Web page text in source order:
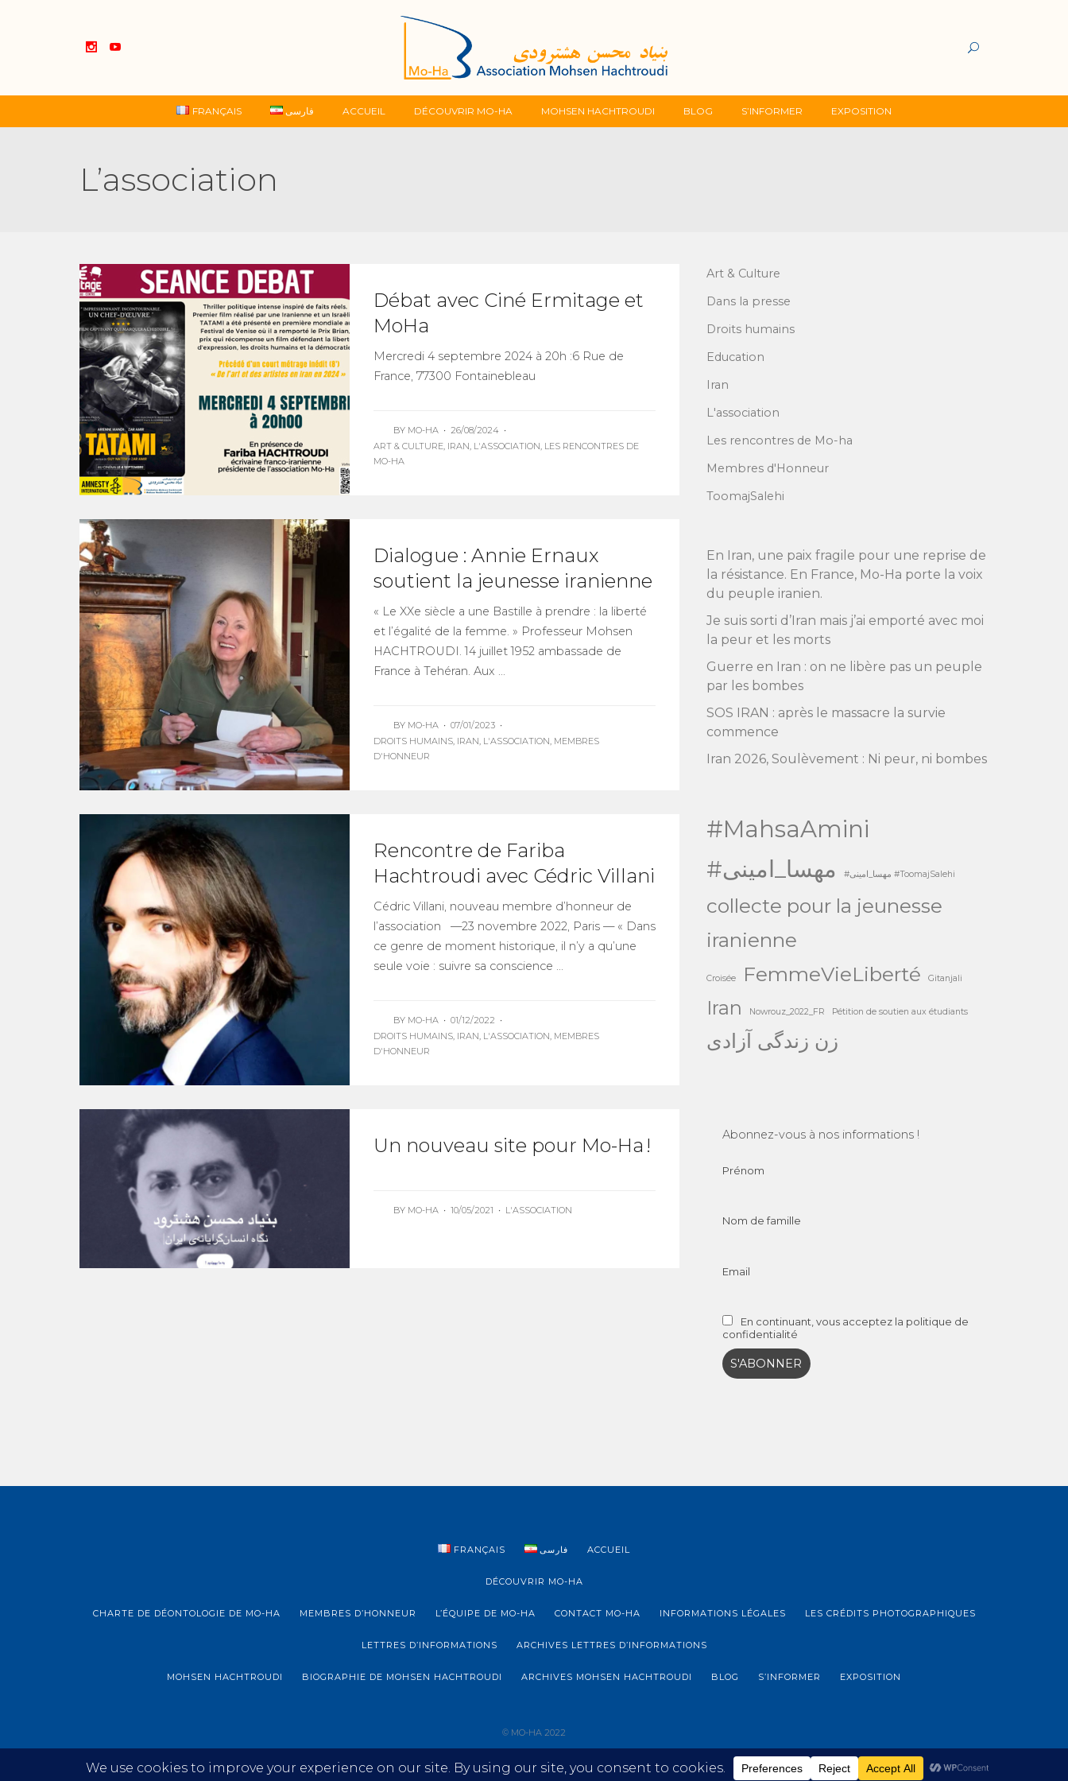
Skip
FRANÇAIS فارسی ACCUEIL DÉCOUVRIR MO-HA MOHSEN HACHTROUDI BLOG S’INFORMER EXPOSITION
L’association
Débat avec Ciné Ermitage et
MoHa
Mercredi 4 septembre 2024 à 20h :6 Rue de
France, 77300 Fontainebleau
BY MO-HA • 26/08/2024 •
ART & CULTURE, IRAN, L'ASSOCIATION, LES RENCONTRES DE
MO-HA
Dialogue : Annie Ernaux
soutient la jeunesse iranienne
« Le XXe siècle a une Bastille à prendre : la liberté
et l’égalité de la femme. » Professeur Mohsen
HACHTROUDI. 14 juillet 1952 ambassade de
France à Tehéran. Aux ...
BY MO-HA • 07/01/2023 •
DROITS HUMAINS, IRAN, L'ASSOCIATION, MEMBRES
D'HONNEUR
Rencontre de Fariba
Hachtroudi avec Cédric Villani
Cédric Villani, nouveau membre d’honneur de
l’association —23 novembre 2022, Paris — « Dans
ce genre de moment historique, il n’y a qu’une
seule voie : suivre sa conscience ...
BY MO-HA • 01/12/2022 •
DROITS HUMAINS, IRAN, L'ASSOCIATION, MEMBRES
D'HONNEUR
Un nouveau site pour Mo-Ha !
BY MO-HA • 10/05/2021 • L'ASSOCIATION
Art & Culture
Dans la presse
Droits humains
Education
Iran
L'association
Les rencontres de Mo-ha
Membres d'Honneur
ToomajSalehi
En Iran, une paix fragile pour une reprise de
la résistance. En France, Mo-Ha porte la voix
du peuple iranien.
Je suis sorti d’Iran mais j’ai emporté avec moi
la peur et les morts
Guerre en Iran : on ne libère pas un peuple
par les bombes
SOS IRAN : après le massacre la survie
commence
Iran 2026, Soulèvement : Ni peur, ni bombes
#MahsaAmini
#مهسا_امینی
#مهسا_امینی #ToomajSalehi
collecte pour la jeunesse
iranienne
Croisée FemmeVieLiberté Gitanjali
Iran Nowrouz_2022_FR Pétition de soutien aux étudiants
زن زندگی آزادی
Abonnez-vous à nos informations !
Prénom
Nom de famille
Email
En continuant, vous acceptez la politique de
confidentialité
FRANÇAIS فارسی ACCUEIL
DÉCOUVRIR MO-HA
CHARTE DE DÉONTOLOGIE DE MO-HA MEMBRES D’HONNEUR L’ÉQUIPE DE MO-HA CONTACT MO-HA INFORMATIONS LÉGALES LES CRÉDITS PHOTOGRAPHIQUES
LETTRES D’INFORMATIONS ARCHIVES LETTRES D’INFORMATIONS
MOHSEN HACHTROUDI BIOGRAPHIE DE MOHSEN HACHTROUDI ARCHIVES MOHSEN HACHTROUDI BLOG S’INFORMER EXPOSITION
© MO-HA 2022